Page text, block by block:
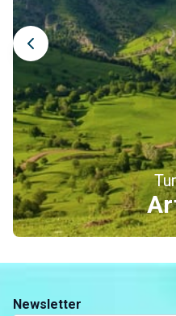
Newsletter